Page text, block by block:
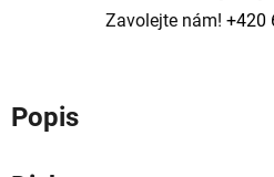
Zavolejte nám! +420
Popis